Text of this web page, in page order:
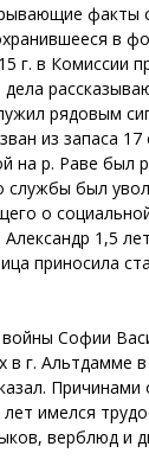
в
г. в Комиссии
рядовым
из запаса
на р. Раве был
был
о
1,5
приносила
Софии
г. Альтдамме
имелся
верблюд и